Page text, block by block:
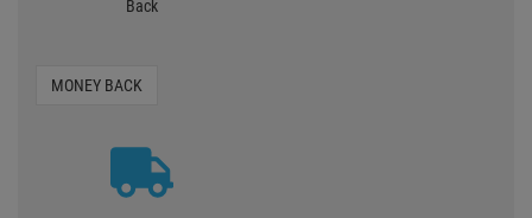
Back
MONEY BACK